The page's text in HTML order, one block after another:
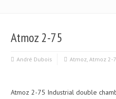
Atmoz 2-75
André Dubois Atmoz,Atmoz 2-
Atmoz 2-75 Industrial double